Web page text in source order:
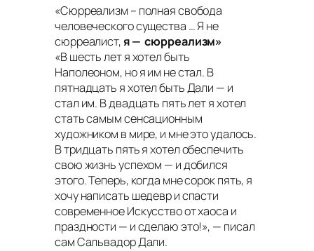
«Сюрреализм – полная свобода
человеческого существа … Я не
сюрреалист, я — сюрреализм»
«В шесть лет я хотел быть
Наполеоном, но я им не стал. В
пятнадцать я хотел быть Дали — и
стал им. В двадцать пять лет я хотел
стать самым сенсационным
художником в мире, и мне это удалось.
В тридцать пять я хотел обеспечить
свою жизнь успехом — и добился
этого. Теперь, когда мне сорок пять, я
хочу написать шедевр и спасти
современное Искусство от хаоса и
праздности — и сделаю это!», — писал
сам Сальвадор Дали.